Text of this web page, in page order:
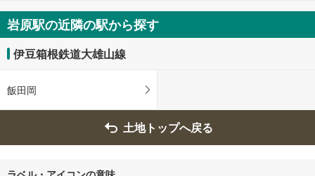
南足柄市塚原
1,800万円
土地面積 173.12m
岩原駅の近隣の駅から探す
伊豆箱根鉄道大雄山線
飯田岡
土地トップへ戻る